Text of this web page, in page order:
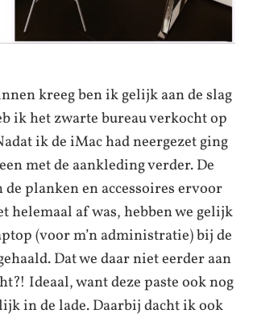
kreeg ben ik gelijk aan de slag
ik het zwarte bureau verkocht op
ik de iMac had neergezet ging
met de aankleding verder. De
de planken en accessoires ervoor
helemaal af was, hebben we gelijk
(voor m’n administratie) bij de
Dat we daar niet eerder aan
Ideaal, want deze paste ook nog
in de lade. Daarbij dacht ik ook